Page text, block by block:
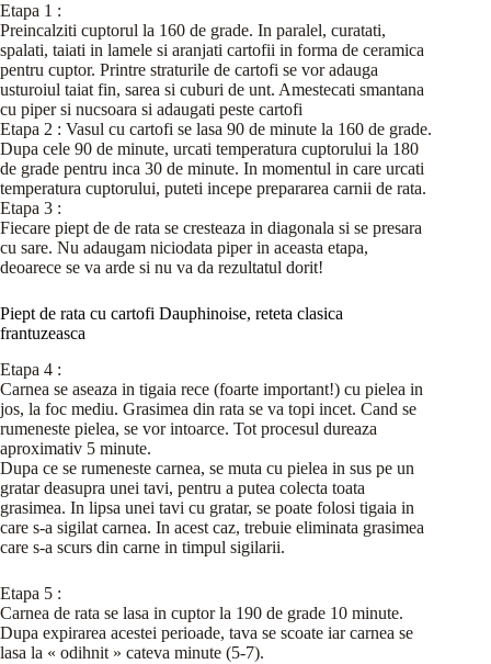
Etapa 1 :
Preincalziti cuptorul la 160 de grade. In paralel, curatati,
spalati, taiati in lamele si aranjati cartofii in forma de ceramica
pentru cuptor. Printre straturile de cartofi se vor adauga
usturoiul taiat fin, sarea si cuburi de unt. Amestecati smantana
cu piper si nucsoara si adaugati peste cartofi
Etapa 2 : Vasul cu cartofi se lasa 90 de minute la 160 de grade.
Dupa cele 90 de minute, urcati temperatura cuptorului la 180
de grade pentru inca 30 de minute. In momentul in care urcati
temperatura cuptorului, puteti incepe prepararea carnii de rata.
Etapa 3 :
Fiecare piept de de rata se cresteaza in diagonala si se presara
cu sare. Nu adaugam niciodata piper in aceasta etapa,
deoarece se va arde si nu va da rezultatul dorit!
Piept de rata cu cartofi Dauphinoise, reteta clasica
frantuzeasca
Etapa 4 :
Carnea se aseaza in tigaia rece (foarte important!) cu pielea in
jos, la foc mediu. Grasimea din rata se va topi incet. Cand se
rumeneste pielea, se vor intoarce. Tot procesul dureaza
aproximativ 5 minute.
Dupa ce se rumeneste carnea, se muta cu pielea in sus pe un
gratar deasupra unei tavi, pentru a putea colecta toata
grasimea. In lipsa unei tavi cu gratar, se poate folosi tigaia in
care s-a sigilat carnea. In acest caz, trebuie eliminata grasimea
care s-a scurs din carne in timpul sigilarii.
Etapa 5 :
Carnea de rata se lasa in cuptor la 190 de grade 10 minute.
Dupa expirarea acestei perioade, tava se scoate iar carnea se
lasa la « odihnit » cateva minute (5-7).